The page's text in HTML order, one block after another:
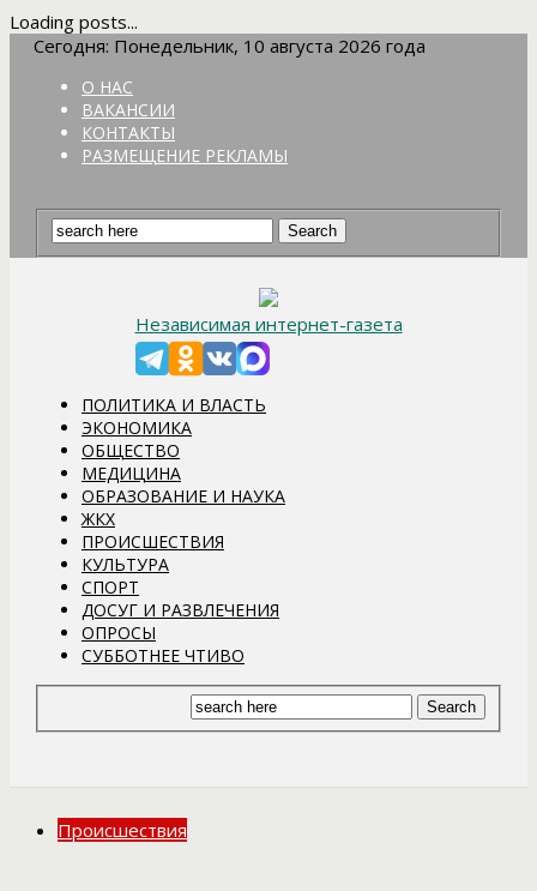
Loading posts...
Сегодня: Понедельник, 10 августа 2026 года
О НАС
ВАКАНСИИ
КОНТАКТЫ
РАЗМЕЩЕНИЕ РЕКЛАМЫ
Независимая интернет-газета
ПОЛИТИКА И ВЛАСТЬ
ЭКОНОМИКА
ОБЩЕСТВО
МЕДИЦИНА
ОБРАЗОВАНИЕ И НАУКА
ЖКХ
ПРОИСШЕСТВИЯ
КУЛЬТУРА
СПОРТ
ДОСУГ И РАЗВЛЕЧЕНИЯ
ОПРОСЫ
СУББОТНЕЕ ЧТИВО
Происшествия